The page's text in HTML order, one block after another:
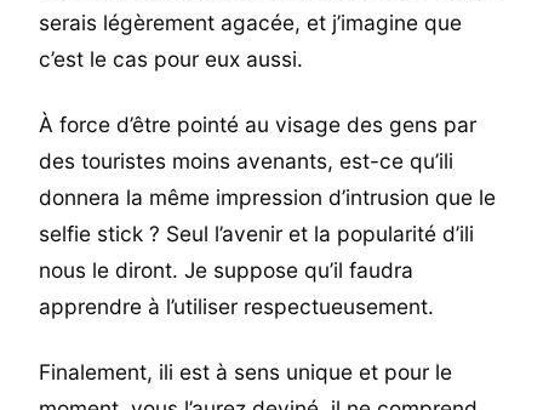
serais légèrement agacée, et j’imagine que
c’est le cas pour eux aussi.
À force d’être pointé au visage des gens par
des touristes moins avenants, est-ce qu’ili
donnera la même impression d’intrusion que le
selfie stick ? Seul l’avenir et la popularité d’ili
nous le diront. Je suppose qu’il faudra
apprendre à l’utiliser respectueusement.
Finalement, ili est à sens unique et pour le